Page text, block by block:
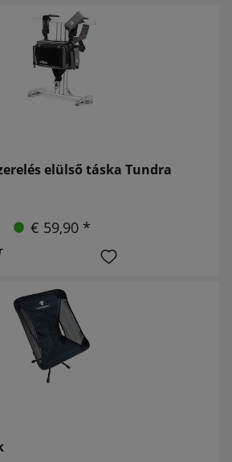
elülső táska Tundra
€ 59,90 *